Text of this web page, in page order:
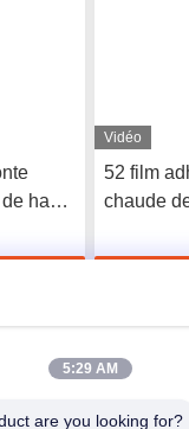
haute
Vidéo
52 film
chaude
5:29 AM
are you looking for?